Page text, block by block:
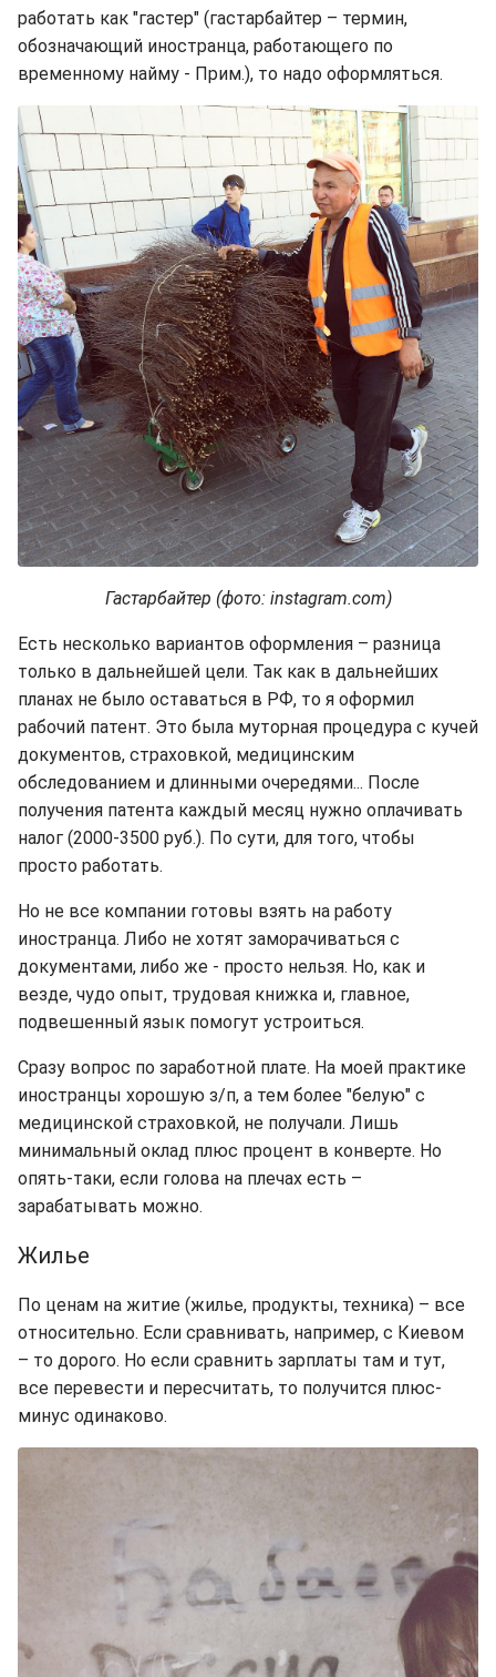
работать как "гастер" (гастарбайтер – термин,
обозначающий иностранца, работающего по
временному найму - Прим.), то надо оформляться.
Гастарбайтер (фото: instagram.com)
Есть несколько вариантов оформления – разница
только в дальнейшей цели. Так как в дальнейших
планах не было оставаться в РФ, то я оформил
рабочий патент. Это была муторная процедура с кучей
документов, страховкой, медицинским
обследованием и длинными очередями... После
получения патента каждый месяц нужно оплачивать
налог (2000-3500 руб.). По сути, для того, чтобы
просто работать.
Но не все компании готовы взять на работу
иностранца. Либо не хотят заморачиваться с
документами, либо же - просто нельзя. Но, как и
везде, чудо опыт, трудовая книжка и, главное,
подвешенный язык помогут устроиться.
Сразу вопрос по заработной плате. На моей практике
иностранцы хорошую з/п, а тем более "белую" с
медицинской страховкой, не получали. Лишь
минимальный оклад плюс процент в конверте. Но
опять-таки, если голова на плечах есть –
зарабатывать можно.
Жилье
По ценам на житие (жилье, продукты, техника) – все
относительно. Если сравнивать, например, с Киевом
– то дорого. Но если сравнить зарплаты там и тут,
все перевести и пересчитать, то получится плюс-
минус одинаково.